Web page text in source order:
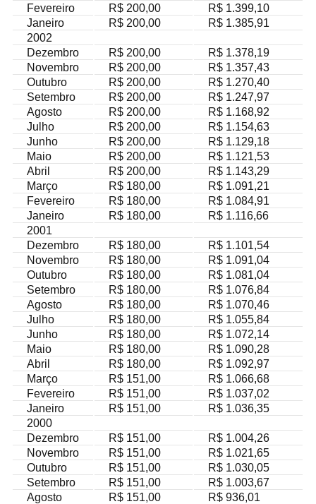
Fevereiro
R$ 200,00
R$ 1.399,10
Janeiro
R$ 200,00
R$ 1.385,91
2002
Dezembro
R$ 200,00
R$ 1.378,19
Novembro
R$ 200,00
R$ 1.357,43
Outubro
R$ 200,00
R$ 1.270,40
Setembro
R$ 200,00
R$ 1.247,97
Agosto
R$ 200,00
R$ 1.168,92
Julho
R$ 200,00
R$ 1.154,63
Junho
R$ 200,00
R$ 1.129,18
Maio
R$ 200,00
R$ 1.121,53
Abril
R$ 200,00
R$ 1.143,29
Março
R$ 180,00
R$ 1.091,21
Fevereiro
R$ 180,00
R$ 1.084,91
Janeiro
R$ 180,00
R$ 1.116,66
2001
Dezembro
R$ 180,00
R$ 1.101,54
Novembro
R$ 180,00
R$ 1.091,04
Outubro
R$ 180,00
R$ 1.081,04
Setembro
R$ 180,00
R$ 1.076,84
Agosto
R$ 180,00
R$ 1.070,46
Julho
R$ 180,00
R$ 1.055,84
Junho
R$ 180,00
R$ 1.072,14
Maio
R$ 180,00
R$ 1.090,28
Abril
R$ 180,00
R$ 1.092,97
Março
R$ 151,00
R$ 1.066,68
Fevereiro
R$ 151,00
R$ 1.037,02
Janeiro
R$ 151,00
R$ 1.036,35
2000
Dezembro
R$ 151,00
R$ 1.004,26
Novembro
R$ 151,00
R$ 1.021,65
Outubro
R$ 151,00
R$ 1.030,05
Setembro
R$ 151,00
R$ 1.003,67
Agosto
R$ 151,00
R$ 936,01